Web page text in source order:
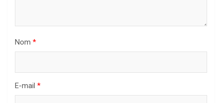
Nom *
E-mail *